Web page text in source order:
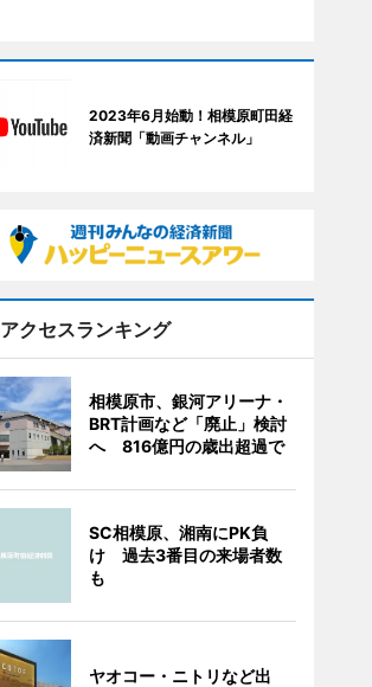
2023年6月始動！相模原町田経
済新聞「動画チャンネル」
アクセスランキング
相模原市、銀河アリーナ・
BRT計画など「廃止」検討
へ 816億円の歳出超過で
SC相模原、湘南にPK負
け 過去3番目の来場者数
も
ヤオコー・ニトリなど出